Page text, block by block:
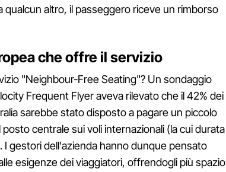
altro, il passeggero riceve un rimborso
che offre il servizio
"Neighbour-Free Seating"? Un sondaggio
Frequent Flyer aveva rilevato che il 42% dei
sarebbe stato disposto a pagare un piccolo
centrale sui voli internazionali (la cui durata
I gestori dell'azienda hanno dunque pensato
esigenze dei viaggiatori, offrendogli più spazio